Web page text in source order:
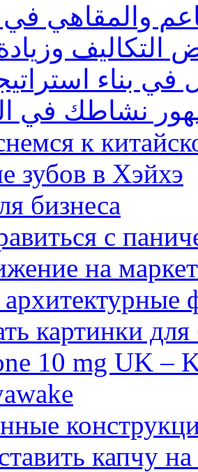
والمقاهي
وزيادة
بناء
نشاطك في
к
зубов в Хэйхэ
бизнеса
с
на
картинки
10 mg UK –
капчу